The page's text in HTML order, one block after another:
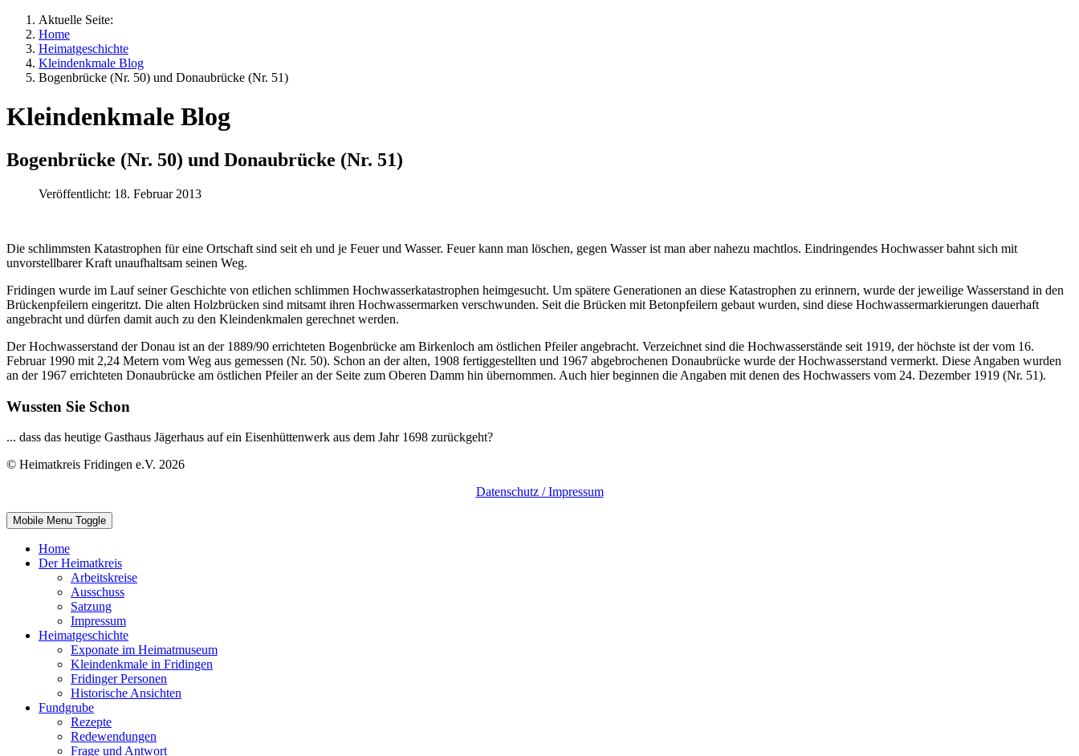
Aktuelle Seite:
Home
Heimatgeschichte
Kleindenkmale Blog
Bogenbrücke (Nr. 50) und Donaubrücke (Nr. 51)
Kleindenkmale Blog
Bogenbrücke (Nr. 50) und Donaubrücke (Nr. 51)
Veröffentlicht: 18. Februar 2013
Die schlimmsten Katastrophen für eine Ortschaft sind seit eh und je Feuer und Wasser. Feuer kann man löschen, gegen Wasser ist man aber nahezu machtlos. Eindringendes Hochwasser bahnt sich mit
unvorstellbarer Kraft unaufhaltsam seinen Weg.
Fridingen wurde im Lauf seiner Geschichte von etlichen schlimmen Hochwasserkatastrophen heimgesucht. Um spätere Generationen an diese Katastrophen zu erinnern, wurde der jeweilige Wasserstand in den
Brückenpfeilern eingeritzt. Die alten Holzbrücken sind mitsamt ihren Hochwassermarken verschwunden. Seit die Brücken mit Betonpfeilern gebaut wurden, sind diese Hochwassermarkierungen dauerhaft
angebracht und dürfen damit auch zu den Kleindenkmalen gerechnet werden.
Der Hochwasserstand der Donau ist an der 1889/90 errichteten Bogenbrücke am Birkenloch am östlichen Pfeiler angebracht. Verzeichnet sind die Hochwasserstände seit 1919, der höchste ist der vom 16.
Februar 1990 mit 2,24 Metern vom Weg aus gemessen (Nr. 50). Schon an der alten, 1908 fertiggestellten und 1967 abgebrochenen Donaubrücke wurde der Hochwasserstand vermerkt. Diese Angaben wurden
an der 1967 errichteten Donaubrücke am östlichen Pfeiler an der Seite zum Oberen Damm hin übernommen. Auch hier beginnen die Angaben mit denen des Hochwassers vom 24. Dezember 1919 (Nr. 51).
Wussten Sie Schon
... dass das heutige Gasthaus Jägerhaus auf ein Eisenhüttenwerk aus dem Jahr 1698 zurückgeht?
© Heimatkreis Fridingen e.V. 2026
Datenschutz / Impressum
Mobile Menu Toggle
Home
Der Heimatkreis
Arbeitskreise
Ausschuss
Satzung
Impressum
Heimatgeschichte
Exponate im Heimatmuseum
Kleindenkmale in Fridingen
Fridinger Personen
Historische Ansichten
Fundgrube
Rezepte
Redewendungen
Frage und Antwort